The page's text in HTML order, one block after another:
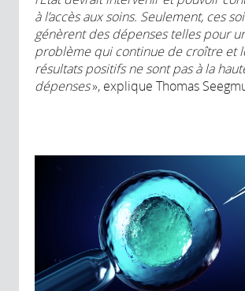
à l’accès aux soins. Seulement, ces
génèrent des dépenses telles pour
problème qui continue de croître et
résultats positifs ne sont pas à la
dépenses», explique Thomas